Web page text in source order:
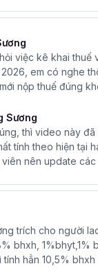
việc kê khai thuế
em có nghe
nộp thuế đúng
Sương
thì video này
tính theo hiện tại
viên nên update
trích cho người
bhxh, 1%bhyt,1%
tính hẳn 10,5% bhxh